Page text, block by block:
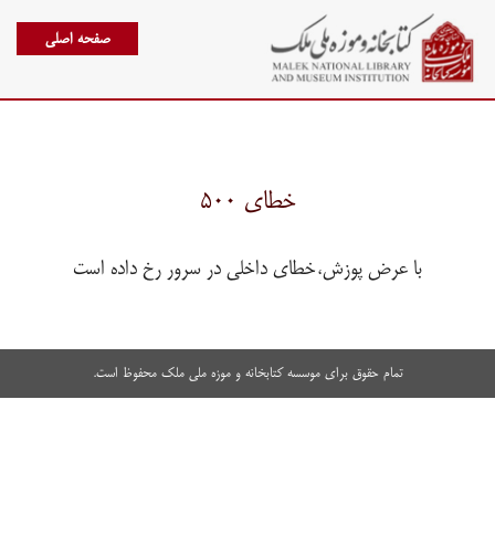
صفحه اصلی
خطای ۵۰۰
با عرض پوزش،خطای داخلی در سرور رخ داده است
تمام حقوق برای موسسه کتابخانه و موزه ملی ملک محفوظ است.